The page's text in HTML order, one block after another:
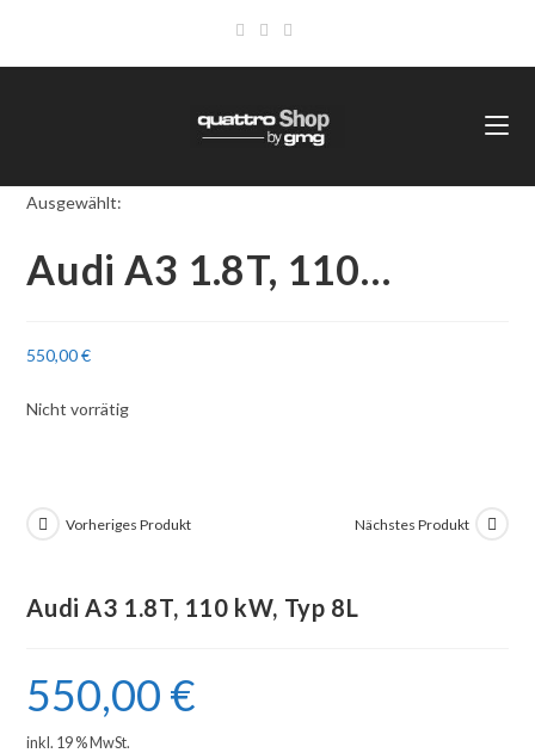
Ausgewählt:
Audi A3 1.8T, 110…
550,00€
Nicht vorrätig
Vorheriges Produkt Nächstes Produkt
Audi A3 1.8T, 110 kW, Typ 8L
550,00 €
inkl. 19 % MwSt.